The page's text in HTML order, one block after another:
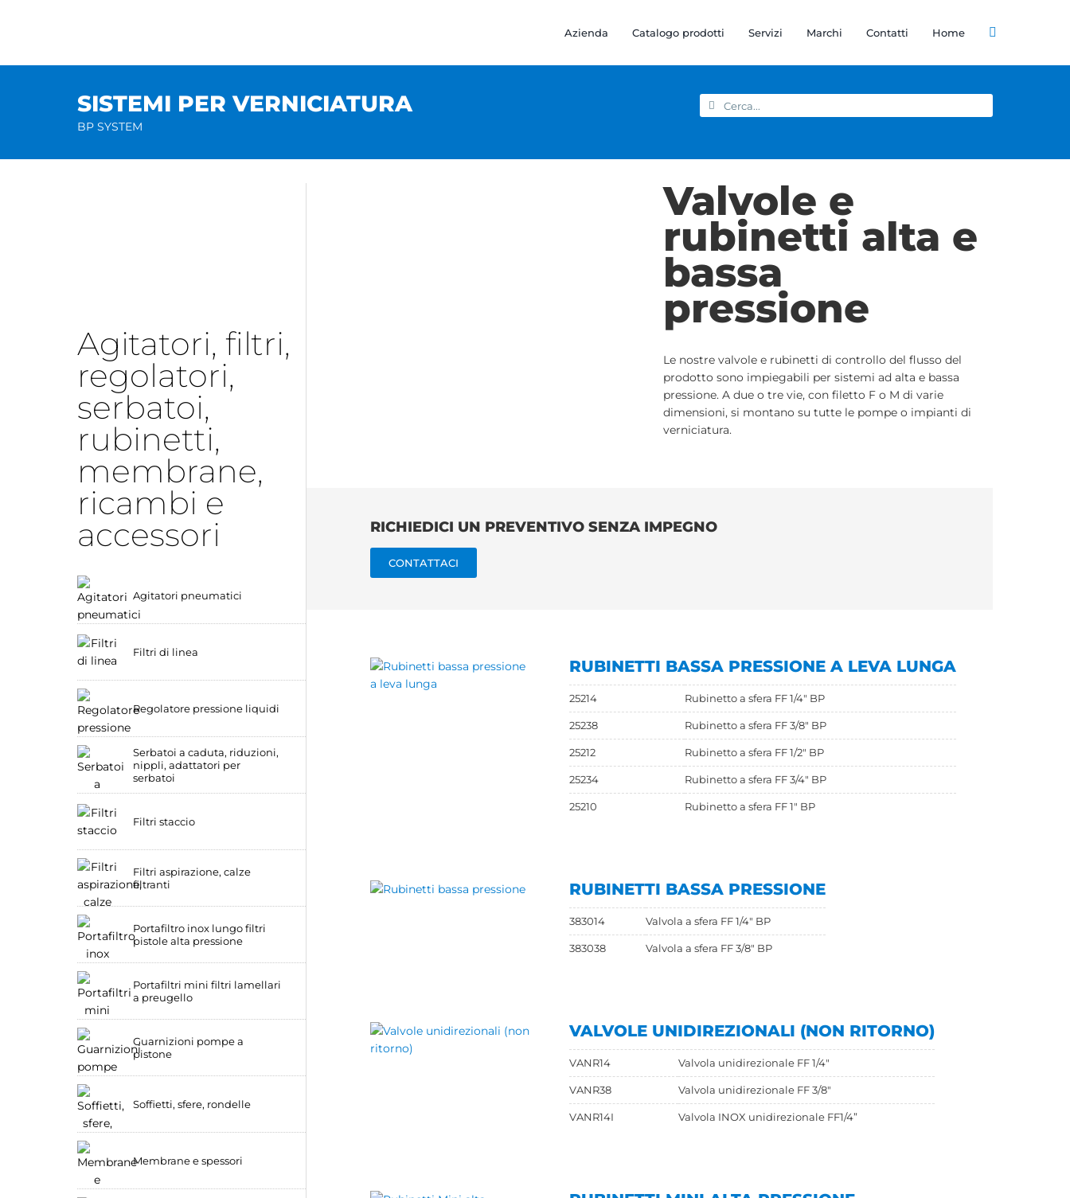
Azienda Catalogo prodotti Servizi Marchi Contatti Home
SISTEMI PER VERNICIATURA
BP SYSTEM
Cerca
per:
Agitatori, filtri,
regolatori,
serbatoi,
rubinetti,
membrane,
ricambi e
accessori
Agitatori pneumatici
Filtri di linea
Regolatore pressione liquidi
Serbatoi a caduta, riduzioni,
nippli, adattatori per
serbatoi
Filtri staccio
Filtri aspirazione, calze
filtranti
Portafiltro inox lungo filtri
pistole alta pressione
Portafiltri mini filtri lamellari
a preugello
Guarnizioni pompe a
pistone
Soffietti, sfere, rondelle
Membrane e spessori
Valvole e
rubinetti alta e
bassa
pressione
Le nostre valvole e rubinetti di controllo del flusso del
prodotto sono impiegabili per sistemi ad alta e bassa
pressione. A due o tre vie, con filetto F o M di varie
dimensioni, si montano su tutte le pompe o impianti di
verniciatura.
RICHIEDICI UN PREVENTIVO SENZA IMPEGNO
CONTATTACI
RUBINETTI BASSA PRESSIONE A LEVA LUNGA
25214 Rubinetto a sfera FF 1/4" BP
25238 Rubinetto a sfera FF 3/8" BP
25212 Rubinetto a sfera FF 1/2" BP
25234 Rubinetto a sfera FF 3/4" BP
25210 Rubinetto a sfera FF 1" BP
RUBINETTI BASSA PRESSIONE
383014 Valvola a sfera FF 1/4" BP
383038 Valvola a sfera FF 3/8" BP
VALVOLE UNIDIREZIONALI (NON RITORNO)
VANR14 Valvola unidirezionale FF 1/4"
VANR38 Valvola unidirezionale FF 3/8"
VANR14I Valvola INOX unidirezionale FF1/4”